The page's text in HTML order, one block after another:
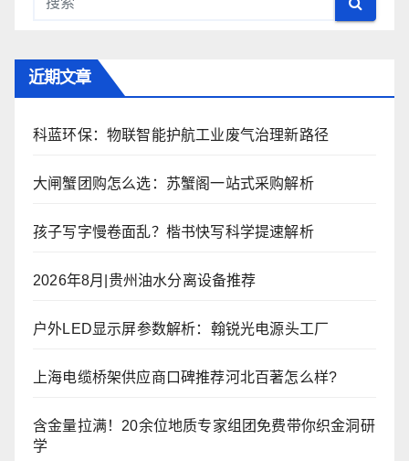
近期文章
科蓝环保：物联智能护航工业废气治理新路径
大闸蟹团购怎么选：苏蟹阁一站式采购解析
孩子写字慢卷面乱？楷书快写科学提速解析
2026年8月|贵州油水分离设备推荐
户外LED显示屏参数解析：翰锐光电源头工厂
上海电缆桥架供应商口碑推荐河北百著怎么样?
含金量拉满！20余位地质专家组团免费带你织金洞研
学